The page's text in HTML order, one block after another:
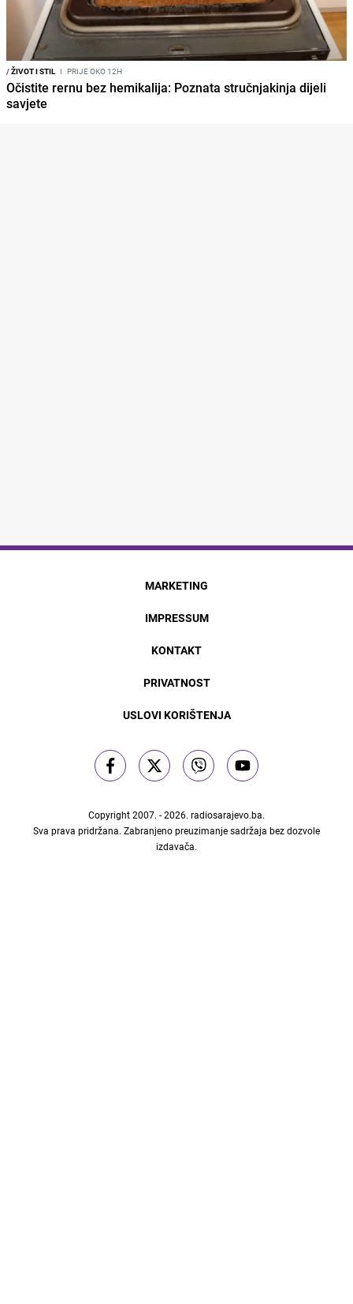
/ŽIVOT I STIL I PRIJE OKO 12H
Očistite rernu bez hemikalija: Poznata stručnjakinja dijeli
savjete
MARKETING
IMPRESSUM
KONTAKT
PRIVATNOST
USLOVI KORIŠTENJA
Copyright 2007. - 2026. radiosarajevo.ba.
Sva prava pridržana. Zabranjeno preuzimanje sadržaja bez dozvole
izdavača.